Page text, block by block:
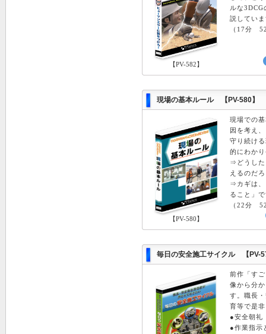
【PV-582】
ルな3DCG
説してい
（17分
現場の基本ルール 【PV-580】
【PV-580】
現場での
因を考え
守り続け
的にわか
⇒どうした
えるのだ
⇒カギは、
ること」
（22分
毎日の安全施工サイクル 【PV-
前作「す
像から分
す。職長
育等で是
●安全朝礼
●作業指示